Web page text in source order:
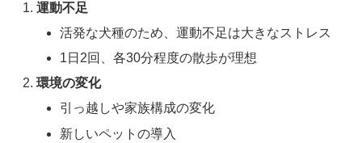
運動不足
活発な犬種のため、運動不足は大きなストレス
1日2回、各30分程度の散歩が理想
環境の変化
引っ越しや家族構成の変化
新しいペットの導入